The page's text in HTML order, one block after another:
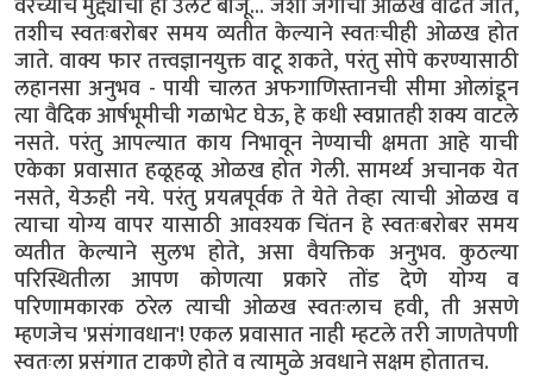
तशीच स्वतःबरोबर समय व्यतीत केल्याने स्वतःचीही ओळख होत
जाते. वाक्य फार तत्त्वज्ञानयुक्त वाटू शकते, परंतु सोपे करण्यासाठी
लहानसा अनुभव - पायी चालत अफगाणिस्तानची सीमा ओलांडून
त्या वैदिक आर्षभूमीची गळाभेट घेऊ, हे कधी स्वप्नातही शक्य वाटले
नसते. परंतु आपल्यात काय निभावून नेण्याची क्षमता आहे याची
एकेका प्रवासात हळूहळू ओळख होत गेली. सामर्थ्य अचानक येत
नसते, येऊही नये. परंतु प्रयत्नपूर्वक ते येते तेव्हा त्याची ओळख व
त्याचा योग्य वापर यासाठी आवश्यक चिंतन हे स्वतःबरोबर समय
व्यतीत केल्याने सुलभ होते, असा वैयक्तिक अनुभव. कुठल्या
परिस्थितीला आपण कोणत्या प्रकारे तोंड देणे योग्य व
परिणामकारक ठरेल त्याची ओळख स्वतःलाच हवी, ती असणे
म्हणजेच 'प्रसंगावधान'! एकल प्रवासात नाही म्हटले तरी जाणतेपणी
स्वतःला प्रसंगात टाकणे होते व त्यामुळे अवधाने सक्षम होतातच.